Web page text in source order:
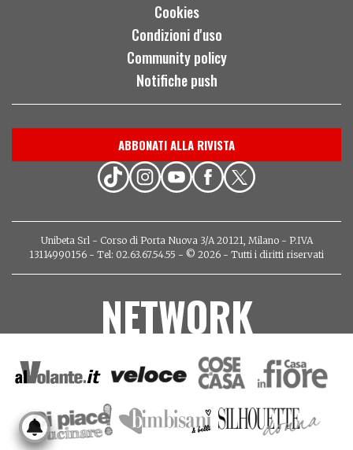
Cookies
Condizioni d'uso
Community policy
Notifiche push
ABBONATI ALLA RIVISTA
Unibeta Srl - Corso di Porta Nuova 3/A 20121, Milano - P.IVA
13114990156 - Tel: 02.63.67.54.55 - © 2026 - Tutti i diritti riservati
NETWORK